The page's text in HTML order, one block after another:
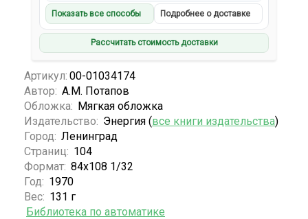
Показать все способы Подробнее о доставке
Рассчитать стоимость доставки
Артикул: 00-01034174
Автор: А.М. Потапов
Обложка: Мягкая обложка
Издательство: Энергия (все книги издательства)
Город: Ленинград
Страниц: 104
Формат: 84x108 1/32
Год: 1970
Вес: 131 г
Библиотека по автоматике